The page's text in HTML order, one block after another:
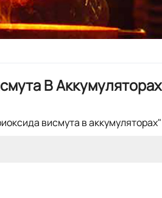
В Аккумуляторах
висмута в аккумуляторах"